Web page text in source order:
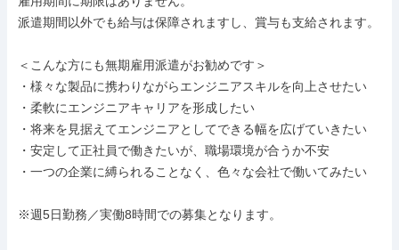
派遣期間以外でも給与は保障されますし、賞与も支給されます。
＜こんな方にも無期雇用派遣がお勧めです＞
・様々な製品に携わりながらエンジニアスキルを向上させたい
・柔軟にエンジニアキャリアを形成したい
・将来を見据えてエンジニアとしてできる幅を広げていきたい
・安定して正社員で働きたいが、職場環境が合うか不安
・一つの企業に縛られることなく、色々な会社で働いてみたい
※週5日勤務／実働8時間での募集となります。